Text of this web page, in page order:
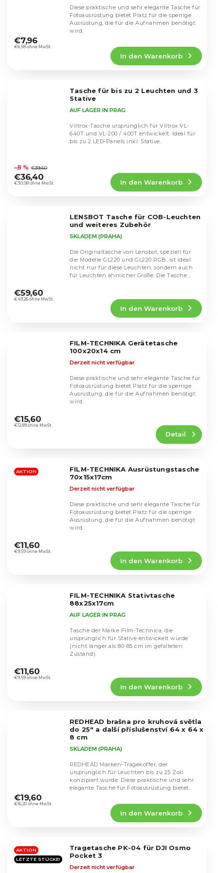
durchschnittliche
Produktbewertung
€6,58 ohne MwSt.
€7,96
In den Warenkorb
Diese praktische und sehr elegante Tasche für
Fotoausrüstung bietet Platz für die sperrige
Ausrüstung, die für die Aufnahmen benötigt
wird.
Tasche für bis zu 2 Leuchten und 3
Stative
durchschnittliche
Produktbewertung
ist
AUF LAGER IN PRAG
€30,08 ohne MwSt.
–8 % €39,60
€36,40
In den Warenkorb
Viltrox-Tasche ursprünglich für Viltrox VL-
640T und VL-200 / 400T entwickelt. Ideal für
bis zu 2 LED-Panels inkl. Stative.
LENSBOT Tasche für COB-Leuchten
und weiteres Zubehör
durchschnittliche
Produktbewertung
SKLADEM (PRAHA)
€49,26 ohne MwSt.
€59,60
In den Warenkorb
Die Originaltasche von Lensbot, speziell für
die Modelle GL220 und GL220 RGB, ist ideal
nicht nur für diese Leuchten, sondern auch
für Leuchten ähnlicher Größe. Die Tasche...
FILM-TECHNIKA Gerätetasche
100x20x14 cm
durchschnittliche
Produktbewertung
Sternen.
Derzeit nicht verfügbar
€12,89 ohne MwSt.
€15,60
Detail
Diese praktische und sehr elegante Tasche für
Fotoausrüstung bietet Platz für die sperrige
Ausrüstung, die für die Aufnahmen benötigt
wird.
AKTION
FILM-TECHNIKA Ausrüstungstasche
70x15x17cm
durchschnittliche
Produktbewertung
Derzeit nicht verfügbar
€9,59 ohne MwSt.
€11,60
In den Warenkorb
Diese praktische und sehr elegante Tasche für
Fotoausrüstung bietet Platz für die sperrige
Ausrüstung, die für die Aufnahmen benötigt
wird.
FILM-TECHNIKA Stativtasche
88x25x17cm
durchschnittliche
Produktbewertung
AUF LAGER IN PRAG
€9,59 ohne MwSt.
€11,60
In den Warenkorb
Tasche der Marke Film-Technica, die
ursprünglich für Stative entwickelt wurde
(nicht länger als 80-85 cm im gefalteten
Zustand).
REDHEAD brašna pro kruhová světla
do 25" a další příslušenství 64 x 64 x
8 cm
durchschnittliche
Produktbewertung
Sternen.
SKLADEM (PRAHA)
€16,20 ohne MwSt.
€19,60
In den Warenkorb
REDHEAD Marken-Tragekoffer, der
ursprünglich für Leuchten bis zu 25 Zoll
konzipiert wurde. Diese praktische und sehr
elegante Tasche für Fotoausrüstung bietet
AKTION
LETZTE STÜCKE!
Tragetasche PK-04 für DJI Osmo
Pocket 3
Derzeit nicht verfügbar